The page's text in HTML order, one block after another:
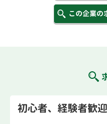
この企業の
初心者、経験者歓